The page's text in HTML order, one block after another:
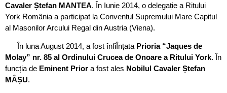
Cavaler Ștefan MANTEA. În Iunie 2014, o delegație a Ritului
York România a participat la Conventul Supremului Mare Capitul
al Masonilor Arcului Regal din Austria (Viena).
În luna August 2014, a fost înfiÎnțata Prioria “Jaques de
Molay” nr. 85 al Ordinului Crucea de Onoare a Ritului York. În
funcția de Eminent Prior a fost ales Nobilul Cavaler Ștefan
MÂȘU.